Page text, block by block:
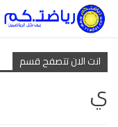
انت الان تتصفح قسم
ي